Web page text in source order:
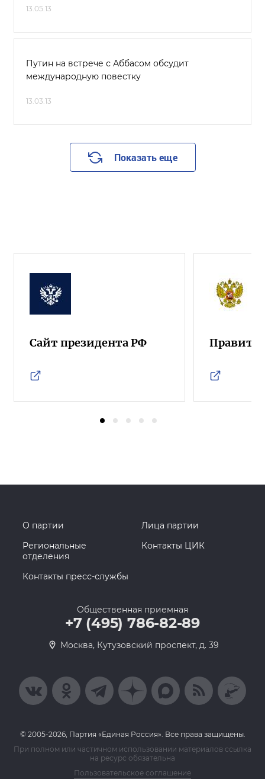
13.05.13
Путин на встрече с Аббасом обсудит
международную повестку
13.03.13
Показать еще
Сайт президента РФ
О партии
Лица партии
Региональные
отделения
Контакты ЦИК
Контакты пресс-службы
Общественная приемная
+7 (495) 786-82-89
Москва, Кутузовский проспект, д. 39
© 2005-2026, Партия «Единая Россия». Все права защищены.
При полном или частичном использовании материалов ссылка
на ресурс обязательна
Пользовательское соглашение